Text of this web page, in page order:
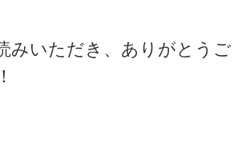
みいただき、ありがとうご